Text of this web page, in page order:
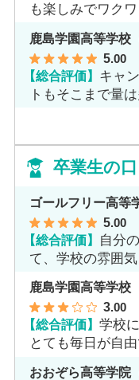
も楽しみでワクワ
鹿島学園高等学校
5.00
【総合評価】 キャ
トもそこまで量
卒業生の口
ゴールフリー高等
5.00
【総合評価】 自分
て、学校の雰囲
鹿島学園高等学校
3.00
【総合評価】学校
とても毎日が自
おおぞら高等学院